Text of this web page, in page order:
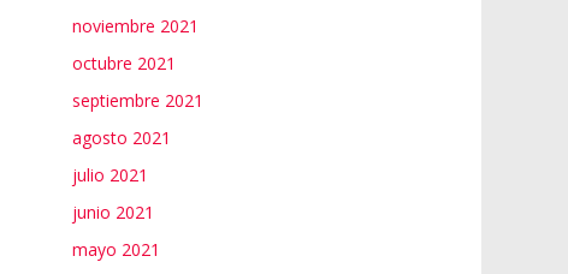
noviembre 2021
octubre 2021
septiembre 2021
agosto 2021
julio 2021
junio 2021
mayo 2021